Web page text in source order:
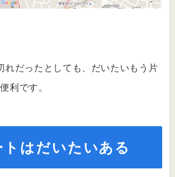
れだったとしても、だいたいもう片
利です。
はだいたいある